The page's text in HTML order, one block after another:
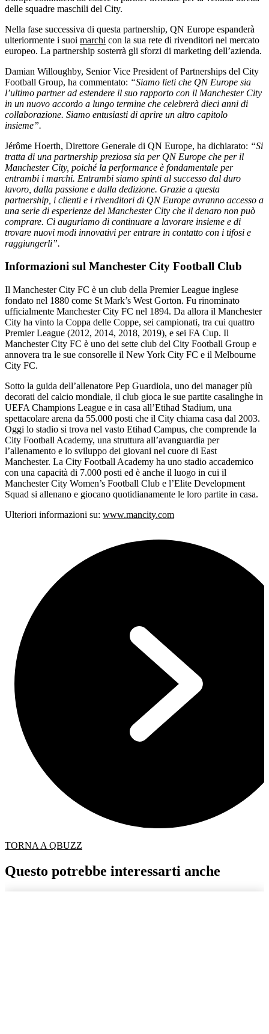
delle squadre maschili del City.
Nella fase successiva di questa partnership, QN Europe espanderà
ulteriormente i suoi marchi con la sua rete di rivenditori nel mercato
europeo. La partnership sosterrà gli sforzi di marketing dell’azienda.
Damian Willoughby, Senior Vice President of Partnerships del City
Football Group, ha commentato: “Siamo lieti che QN Europe sia
l’ultimo partner ad estendere il suo rapporto con il Manchester City
in un nuovo accordo a lungo termine che celebrerà dieci anni di
collaborazione. Siamo entusiasti di aprire un altro capitolo
insieme”.
Jérôme Hoerth, Direttore Generale di QN Europe, ha dichiarato: “Si
tratta di una partnership preziosa sia per QN Europe che per il
Manchester City, poiché la performance è fondamentale per
entrambi i marchi. Entrambi siamo spinti al successo dal duro
lavoro, dalla passione e dalla dedizione. Grazie a questa
partnership, i clienti e i rivenditori di QN Europe avranno accesso a
una serie di esperienze del Manchester City che il denaro non può
comprare. Ci auguriamo di continuare a lavorare insieme e di
trovare nuovi modi innovativi per entrare in contatto con i tifosi e
raggiungerli”.
Informazioni sul Manchester City Football Club
Il Manchester City FC è un club della Premier League inglese
fondato nel 1880 come St Mark’s West Gorton. Fu rinominato
ufficialmente Manchester City FC nel 1894. Da allora il Manchester
City ha vinto la Coppa delle Coppe, sei campionati, tra cui quattro
Premier League (2012, 2014, 2018, 2019), e sei FA Cup. Il
Manchester City FC è uno dei sette club del City Football Group e
annovera tra le sue consorelle il New York City FC e il Melbourne
City FC.
Sotto la guida dell’allenatore Pep Guardiola, uno dei manager più
decorati del calcio mondiale, il club gioca le sue partite casalinghe in
UEFA Champions League e in casa all’Etihad Stadium, una
spettacolare arena da 55.000 posti che il City chiama casa dal 2003.
Oggi lo stadio si trova nel vasto Etihad Campus, che comprende la
City Football Academy, una struttura all’avanguardia per
l’allenamento e lo sviluppo dei giovani nel cuore di East
Manchester. La City Football Academy ha uno stadio accademico
con una capacità di 7.000 posti ed è anche il luogo in cui il
Manchester City Women’s Football Club e l’Elite Development
Squad si allenano e giocano quotidianamente le loro partite in casa.
Ulteriori informazioni su: www.mancity.com
TORNA A QBUZZ
Questo potrebbe interessarti anche